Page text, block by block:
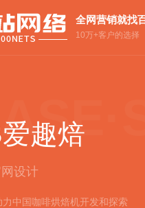
全网营销就找
10万+客户的选择
趣焙
设计
力中国咖啡烘焙机开发和探索